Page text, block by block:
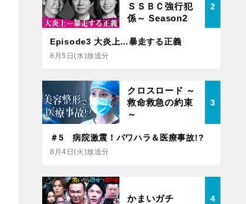
ＳＳＢＣ強行犯
係～ Season2
2
Episode3 大炎上…暴走する正義
8月5日(水)放送分
クロスロード ～
救命救急の約束
～
3
＃5 病院激震！パワハラ＆医療事故!?
8月4日(火)放送分
かまいガチ 4